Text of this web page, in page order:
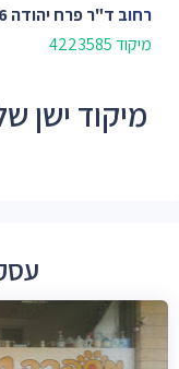
רחוב ד"ר פרח יהודה 16
מיקוד 4223585
מיקוד ישן